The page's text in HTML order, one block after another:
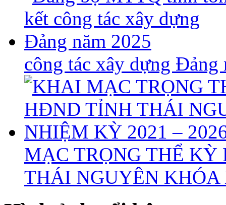
công tác xây dựng Đảng
MẠC TRỌNG THỂ
THÁI NGUYÊN KHÓA